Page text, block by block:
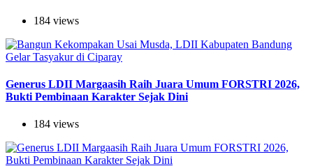
184 views
Generus LDII Margaasih Raih Juara Umum FORSTRI 2026,
Bukti Pembinaan Karakter Sejak Dini
184 views